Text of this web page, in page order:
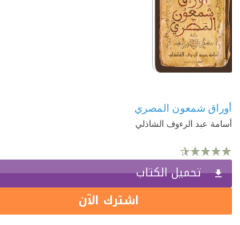
أوراق شمعون المصري
أسامة عبد الرءوف الشاذلي
تحميل الكتاب
اشترك الآن